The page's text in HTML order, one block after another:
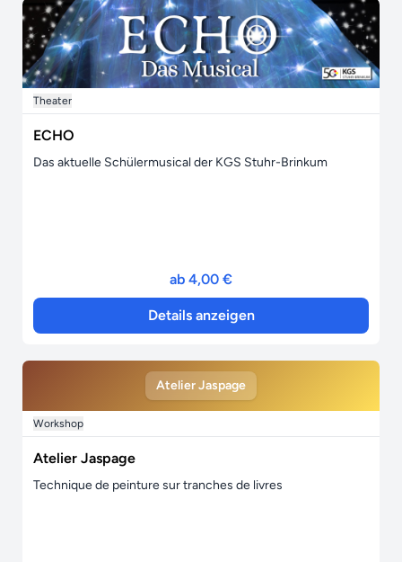
Theater
ECHO
Das aktuelle Schülermusical der KGS Stuhr-Brinkum
ab 4,00 €
Details anzeigen
Atelier Jaspage
Workshop
Atelier Jaspage
Technique de peinture sur tranches de livres